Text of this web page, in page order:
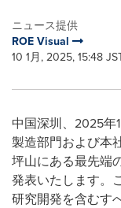
ニュース提供
ROE Visual
10 1月, 2025, 15:48
中国深圳、2025年
製造部門および本
坪山にある最先端
発表いたします。
研究開発を含むす